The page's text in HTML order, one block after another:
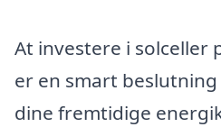
At investere i solceller
er en smart
dine fremtidige